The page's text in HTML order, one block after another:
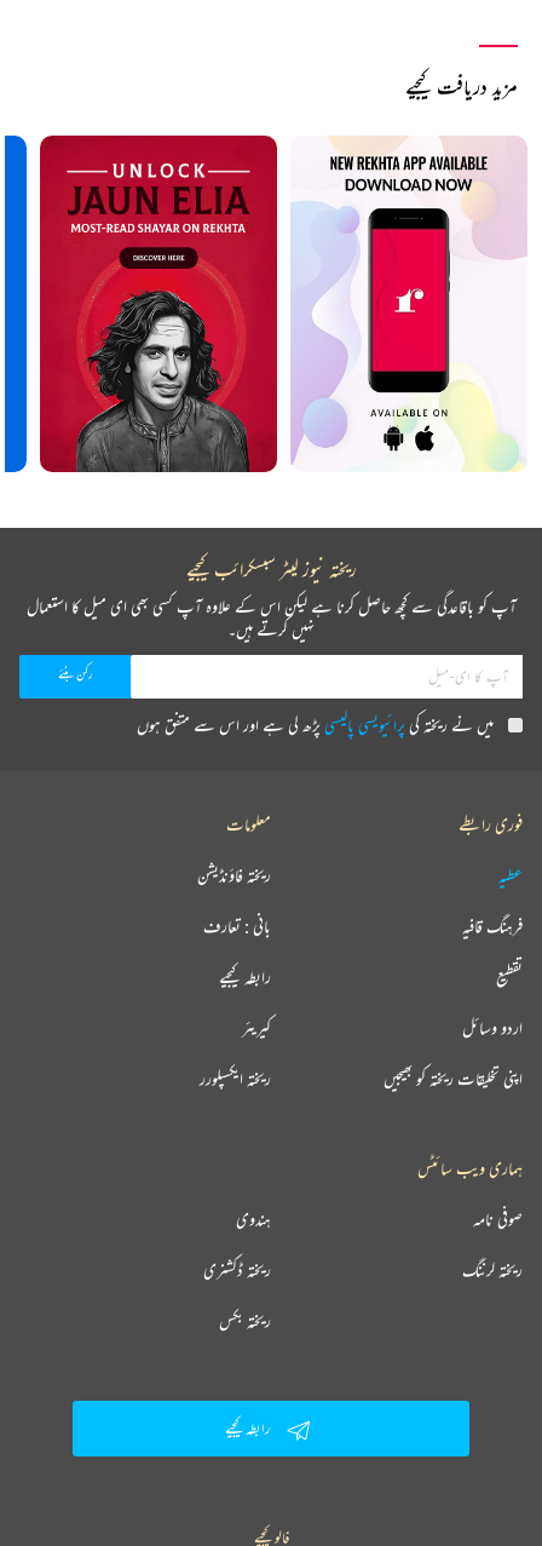
مزید دریافت کیجیے
ریختہ نیوز لیٹر سبسکرائب کیجیے
آپ کو باقاعدگی سے کچھ حاصل کرنا ہے لیکن اس کے علاوہ آپ کسی بھی ای میل کا استعمال
نہیں کرتے ہیں۔
میں نے ریختہ کی پرائیویسی پالیسی پڑھ لی ہے اور اس سے متفق ہوں
فوری رابطے
عطیہ
فرہنگ قافیہ
تقطیع
اردو وسائل
اپنی تخلیقات ریختہ کو بھیجیں
معلومات
ریختہ فاؤنڈیشن
بانی : تعارف
رابطہ کیجیے
کیریئر
ریختہ ایکسپلورر
ہماری ویب سائٹس
ہندوی صوفی نامہ
ریختہ ڈکشنری ریختہ لرننگ
ریختہ بکس
رابطہ کیجیے
فالو کیجیے